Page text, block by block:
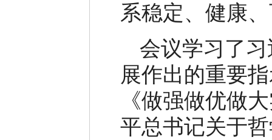
系稳定、健康
会议学习了
展作出的重要
《做强做优做
平总书记关于